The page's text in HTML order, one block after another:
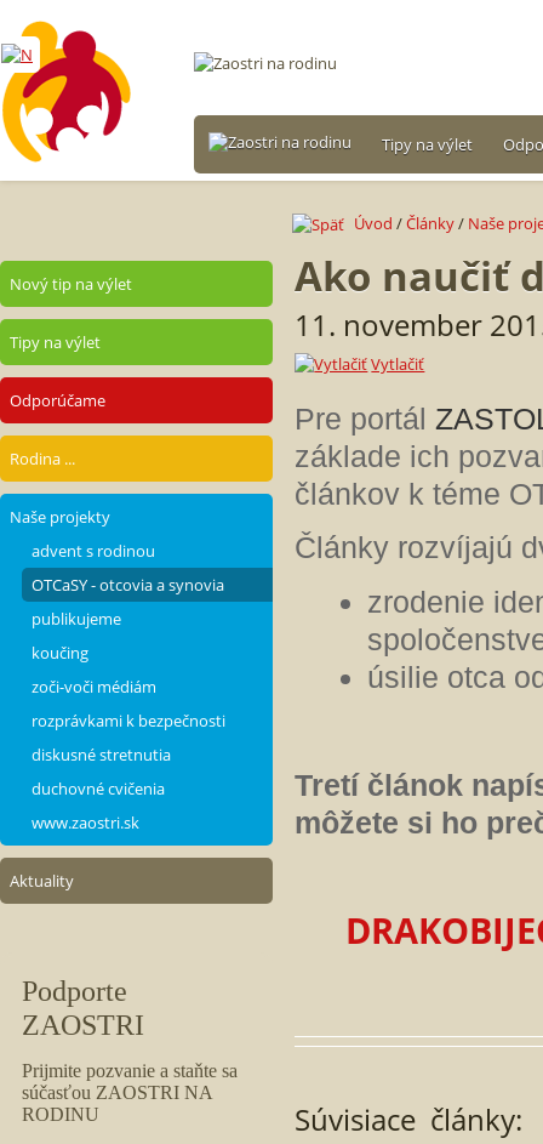
Tipy na výlet
Nový tip na výlet
Tipy na výlet
Odporúčame
Rodina ...
Naše projekty
advent s rodinou
OTCaSY - otcovia a synovia
publikujeme
koučing
zoči-voči médiám
rozprávkami k bezpečnosti
diskusné stretnutia
duchovné cvičenia
www.zaostri.sk
Aktuality
Úvod /Články/ Naše
Ako naučiť
11. november
Vytlačiť
Pre portál
základe ich
článkov k téme
Články rozvíjajú
zrodenie
úsilie otca
Tretí článok
môžete si ho
D
Súvisiace články: